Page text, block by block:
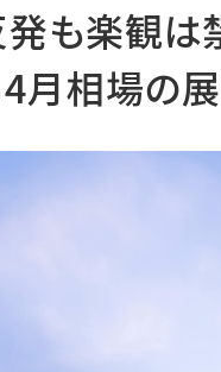
も楽観は
月相場の